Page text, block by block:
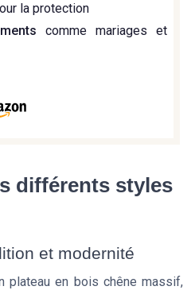
la protection
comme mariages et
différents styles
et modernité
plateau en bois chêne massif,